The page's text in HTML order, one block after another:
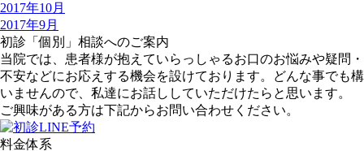
2017年10月
2017年9月
初診「個別」相談へのご案内
当院では、患者様が抱えていらっしゃるお口のお悩みや疑問・
不安などにお応えする機会を設けております。どんな事でも構
いませんので、私達にお話ししていただけたらと思います。
ご興味がある方は下記からお問い合わせください。
料金体系